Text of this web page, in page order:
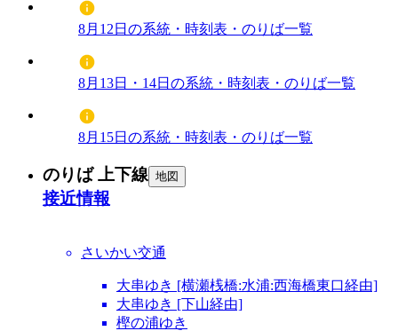
8月12日の系統・時刻表・のりば一覧
8月13日・14日の系統・時刻表・のりば一覧
8月15日の系統・時刻表・のりば一覧
のりば 上下線 地図
接近情報
さいかい交通
大串ゆき [横瀬桟橋:水浦:西海橋東口経由]
大串ゆき [下山経由]
樫の浦ゆき